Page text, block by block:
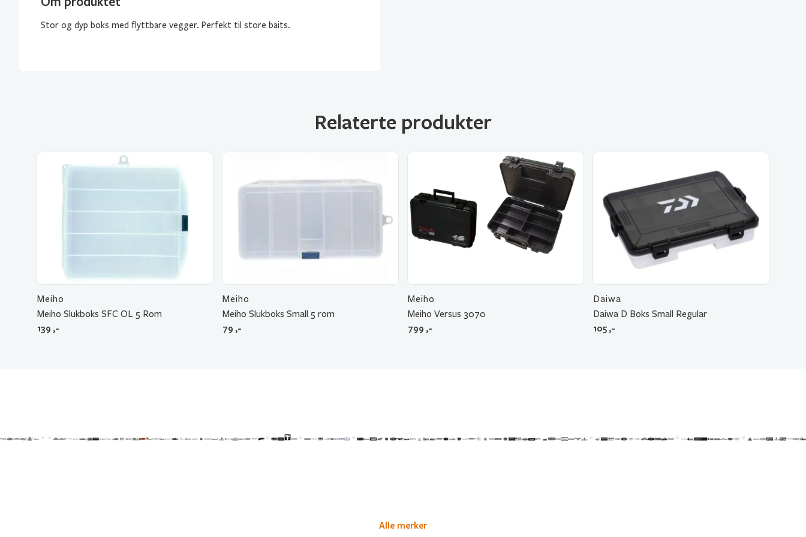
Stor og dyp boks med flyttbare vegger. Perfekt til store baits.
Relaterte produkter
Meiho
Meiho Slukboks SFC OL 5 Rom
139 ,-
Meiho
Meiho Slukboks Small 5 rom
79 ,-
Meiho
Meiho Versus 3070
799 ,-
Daiwa
Daiwa D Boks Small Regular
105 ,-
Alle merker